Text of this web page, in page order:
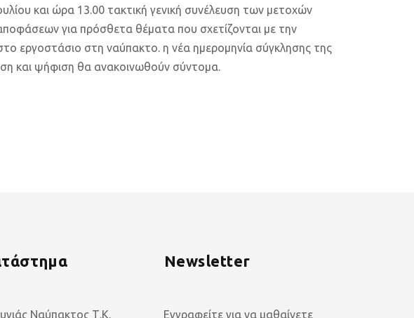
και ώρα 13.00 τακτική γενική συνέλευση των μετοχών
για πρόσθετα θέματα που σχετίζονται με την
εργοστάσιο στη ναύπακτο. η νέα ημερομηνία σύγκλησης της
και ψήφιση θα ανακοινωθούν σύντομα.
Ναύπακτος Τ.Κ.
Newsletter
Εγγραφείτε για να μαθαίνετε